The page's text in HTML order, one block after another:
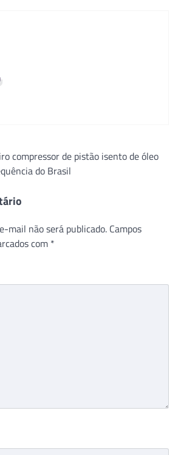
compressor de pistão isento de óleo
do Brasil
mail não será publicado. Campos
com *